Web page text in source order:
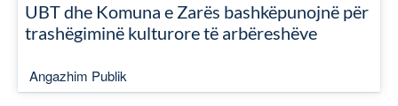
UBT dhe Komuna e Zarës bashkëpunojnë për
trashëgiminë kulturore të arbëreshëve
Angazhim Publik